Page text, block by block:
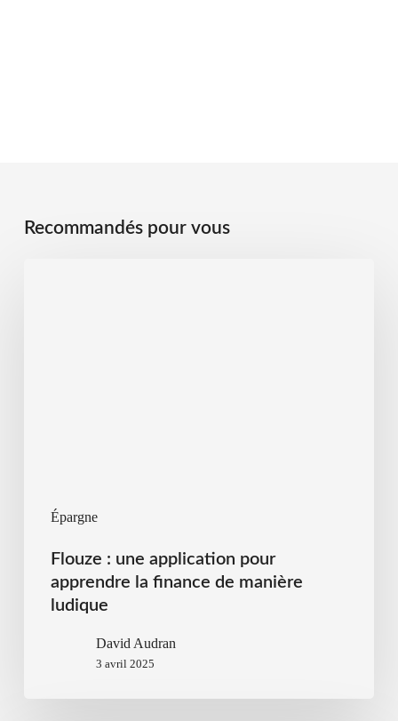
Recommandés pour vous
Épargne
Flouze : une application pour
apprendre la finance de manière
ludique
David Audran
3 avril 2025